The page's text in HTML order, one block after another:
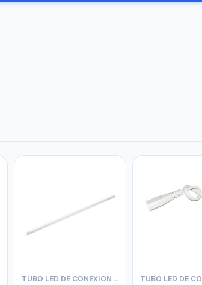
TUBO LED DE CONEXION SLIM BATTEN PHILIPS